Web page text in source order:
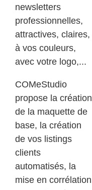
newsletters
professionnelles,
attractives, claires,
à vos couleurs,
avec votre logo,...
COMeStudio
propose la création
de la maquette de
base, la création
de vos listings
clients
automatisés, la
mise en corrélation